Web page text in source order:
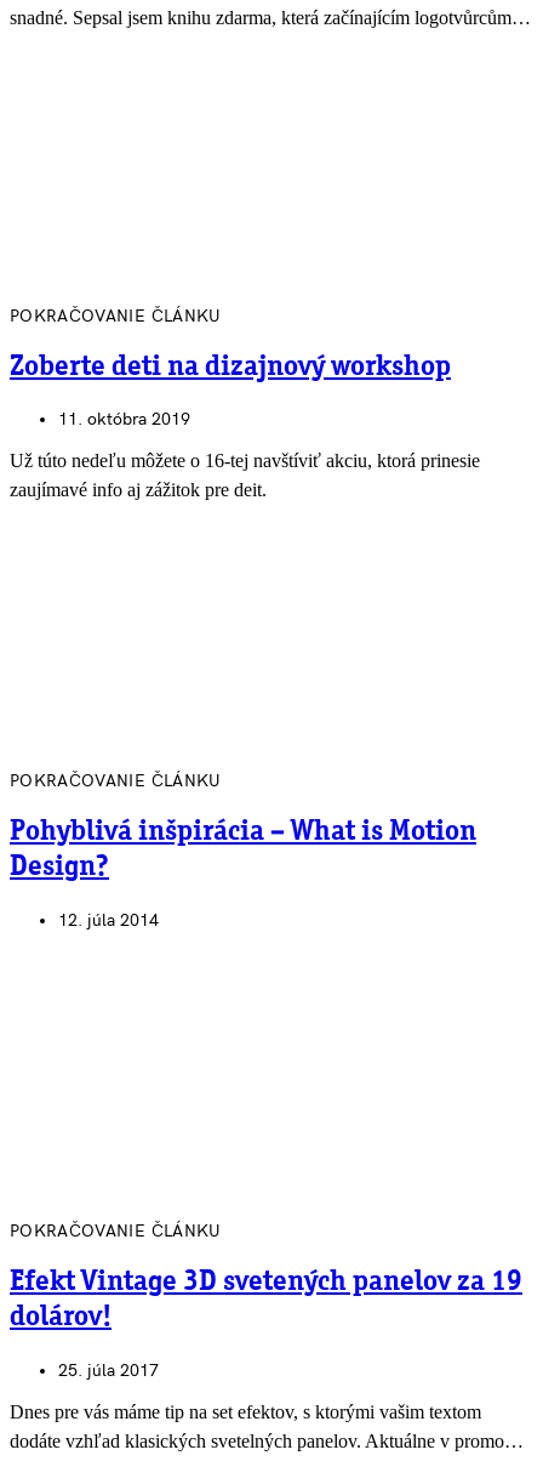
snadné. Sepsal jsem knihu zdarma, která začínajícím logotvůrcům…
POKRAČOVANIE ČLÁNKU
Zoberte deti na dizajnový workshop
11. októbra 2019
Už túto nedeľu môžete o 16-tej navštíviť akciu, ktorá prinesie
zaujímavé info aj zážitok pre deit.
POKRAČOVANIE ČLÁNKU
Pohyblivá inšpirácia – What is Motion
Design?
12. júla 2014
POKRAČOVANIE ČLÁNKU
Efekt Vintage 3D svetených panelov za 19
dolárov!
25. júla 2017
Dnes pre vás máme tip na set efektov, s ktorými vašim textom
dodáte vzhľad klasických svetelných panelov. Aktuálne v promo…